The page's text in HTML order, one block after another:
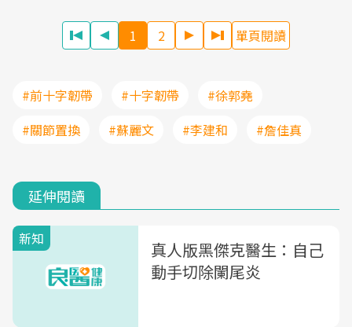
1 2 單頁閱讀
#前十字韌帶 #十字韌帶
#徐郭堯
#關節置換
#蘇麗文 #李建和 #詹佳真
延伸閱讀
新知
真人版黑傑克醫生：自己
動手切除闌尾炎